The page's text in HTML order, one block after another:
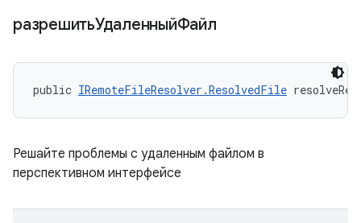
разрешитьУдаленныйФайл
public IRemoteFileResolver.ResolvedFile
Решайте проблемы с удаленным файлом в
перспективном интерфейсе